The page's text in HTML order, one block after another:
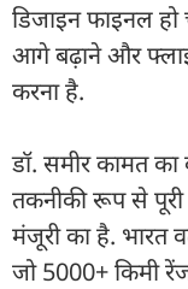
डिजाइन फाइनल
आगे बढ़ाने और
करना है.
डॉ. समीर कामत
तकनीकी रूप से पूरी
मंजूरी का है. भारत
जो 5000+ किमी